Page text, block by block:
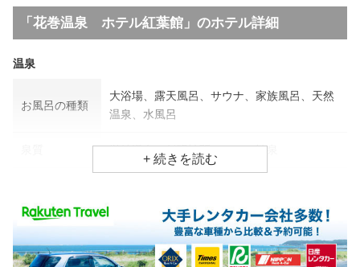
「花巻温泉 ホテル紅葉館」のホテル詳細
温泉
お風呂の種類
大浴場、露天風呂、サウナ、家族風呂、天然
温泉、水風呂
単純温泉、低張性弱アルカリ性泉
食事場所
朝食 レストラン(バイキング)